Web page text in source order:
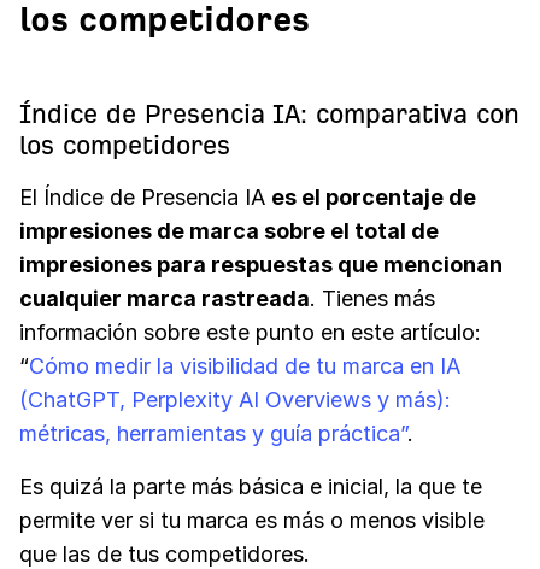
los competidores
Índice de Presencia IA: comparativa con
los competidores
El Índice de Presencia IA es el porcentaje de
impresiones de marca sobre el total de
impresiones para respuestas que mencionan
cualquier marca rastreada. Tienes más
información sobre este punto en este artículo:
“Cómo medir la visibilidad de tu marca en IA
(ChatGPT, Perplexity AI Overviews y más):
métricas, herramientas y guía práctica”.
Es quizá la parte más básica e inicial, la que te
permite ver si tu marca es más o menos visible
que las de tus competidores.